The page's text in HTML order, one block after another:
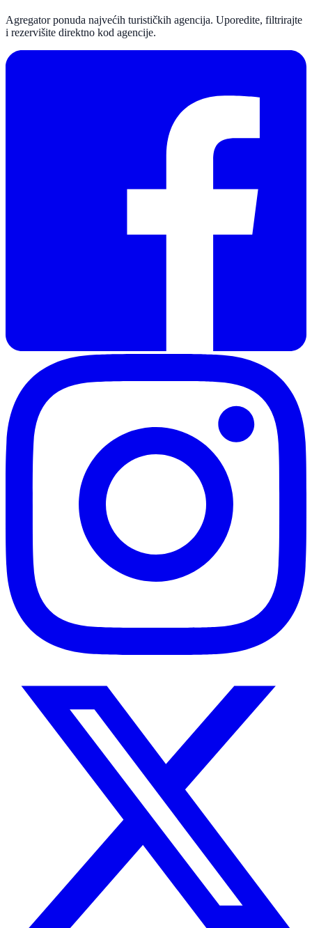
Agregator ponuda najvećih turističkih agencija. Uporedite, filtrirajte
i rezervišite direktno kod agencije.